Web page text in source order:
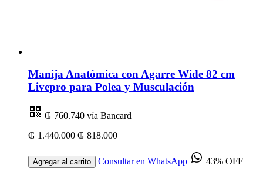
Manija Anatómica con Agarre Wide 82 cm
Livepro para Polea y Musculación
₲ 760.740 vía Bancard
₲ 1.440.000 ₲ 818.000
Agregar al carrito Consultar en WhatsApp 43% OFF